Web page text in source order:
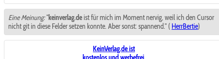
Eine Meinung:"keinverlag.deist für mich im Moment nervig, weil ich den Cursor
nicht git in diese Felder setzen konnte. Aber sonst: spannend." ( HerrBertie)
KeinVerlag.de ist